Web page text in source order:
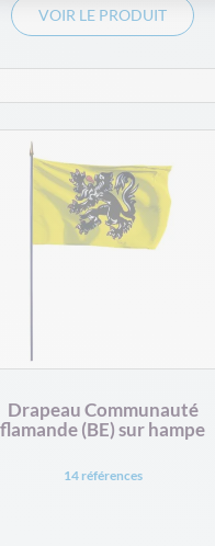
VOIR LE PRODUIT
Drapeau Communauté
flamande (BE) sur hampe
14 références